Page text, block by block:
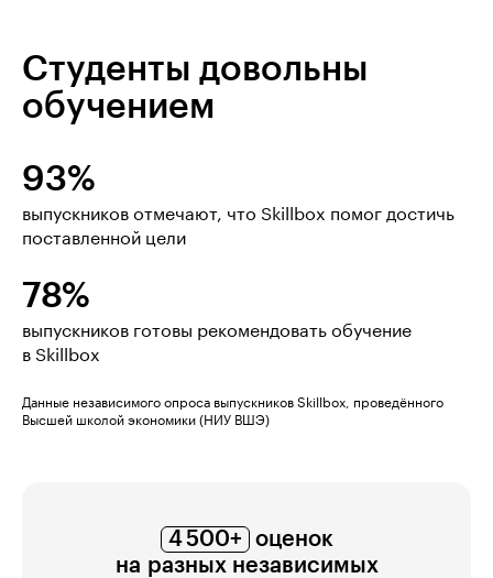
Студенты довольны
обучением
93%
выпускников отмечают, что Skillbox помог достичь
поставленной цели
78%
выпускников готовы рекомендовать обучение
в Skillbox
Данные независимого опроса выпускников Skillbox, проведённого
Высшей школой экономики (НИУ ВШЭ)
4 500+ оценок
на разных независимых